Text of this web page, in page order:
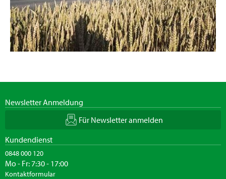
Newsletter Anmeldung
Für Newsletter anmelden
Kundendienst
0848 000 120
Mo - Fr: 7:30 - 17:00
Kontaktformular